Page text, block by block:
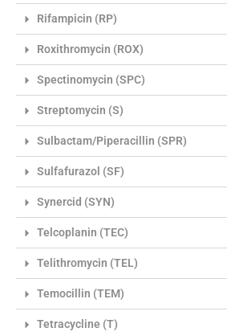
Rifampicin (RP)
Roxithromycin (ROX)
Spectinomycin (SPC)
Streptomycin (S)
Sulbactam/Piperacillin (SPR)
Sulfafurazol (SF)
Synercid (SYN)
Telcoplanin (TEC)
Telithromycin (TEL)
Temocillin (TEM)
Tetracycline (T)